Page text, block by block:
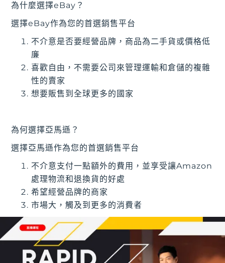
為什麼選擇eBay？
選擇eBay作為您的首選銷售平台
不介意是否要經營品牌，商品為二手貨或價格低
廉
喜歡自由，不需要公司來管理運輸和倉儲的複雜
性的賣家
想要販售到全球更多的國家
為何選擇亞馬遜？
選擇亞馬遜作為您的首選銷售平台
不介意支付一點額外的費用，並享受讓Amazon
處理物流和退換貨的好處
希望經營品牌的商家
市場大，觸及到更多的消費者